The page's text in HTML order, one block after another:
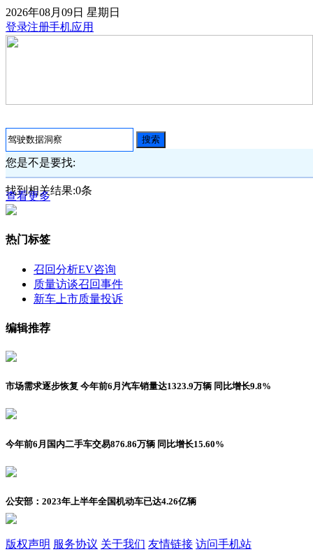
2026年08月09日 星期日
登录注册手机应用
搜索
您是不是要找:
找到相关结果:0条
查看更多
热门标签
召回分析EV咨询
质量访谈召回事件
新车上市质量投诉
编辑推荐
市场需求逐步恢复 今年前6月汽车销量达1323.9万辆 同比增长9.8%
今年前6月国内二手车交易876.86万辆 同比增长15.60%
公安部：2023年上半年全国机动车已达4.26亿辆
版权声明 服务协议 关于我们 友情链接 访问手机站